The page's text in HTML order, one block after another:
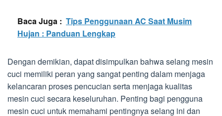
Baca Juga : Tips Penggunaan AC Saat Musim
Hujan : Panduan Lengkap
Dengan demikian, dapat disimpulkan bahwa selang mesin
cuci memiliki peran yang sangat penting dalam menjaga
kelancaran proses pencucian serta menjaga kualitas
mesin cuci secara keseluruhan. Penting bagi pengguna
mesin cuci untuk memahami pentingnya selang ini dan